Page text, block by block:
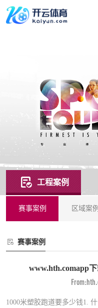
工程案例
赛事案例 区域案例
赛事案例
www.hth.comapp
1000米塑胶跑道要多少钱1.